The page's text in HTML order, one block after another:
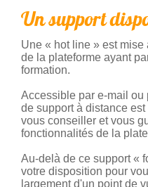
Un support
Une « hot line » est
de la plateforme ayant
formation.
Accessible par e-mail ou
de support à distance
vous conseiller et vous
fonctionnalités de la
Au-delà de ce support «
votre disposition pour
largement d'un point de